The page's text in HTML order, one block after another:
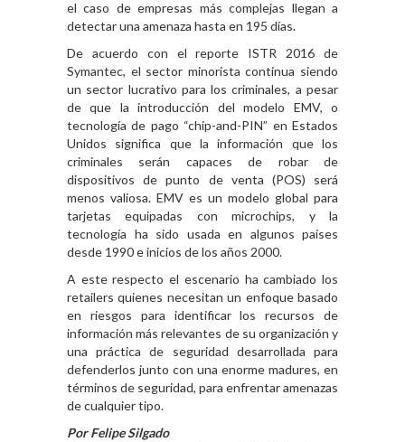
el caso de empresas más complejas llegan a
detectar una amenaza hasta en 195 días.
De acuerdo con el reporte ISTR 2016 de
Symantec, el sector minorista continua siendo
un sector lucrativo para los criminales, a pesar
de que la introducción del modelo EMV, o
tecnología de pago “chip-and-PIN” en Estados
Unidos significa que la información que los
criminales serán capaces de robar de
dispositivos de punto de venta (POS) será
menos valiosa. EMV es un modelo global para
tarjetas equipadas con microchips, y la
tecnología ha sido usada en algunos países
desde 1990 e inicios de los años 2000.
A este respecto el escenario ha cambiado los
retailers quienes necesitan un enfoque basado
en riesgos para identificar los recursos de
información más relevantes de su organización y
una práctica de seguridad desarrollada para
defenderlos junto con una enorme madures, en
términos de seguridad, para enfrentar amenazas
de cualquier tipo.
Por Felipe Silgado